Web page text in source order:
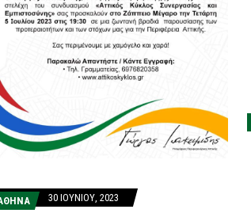
30 ΙΟΥΝΊΟΥ, 2023